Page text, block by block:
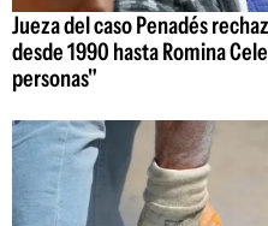
Jueza del caso Penadés
desde 1990 hasta Romina
personas"